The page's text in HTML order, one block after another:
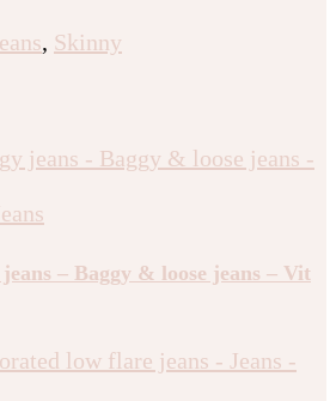
, Skinny
– Baggy & loose jeans – Vit